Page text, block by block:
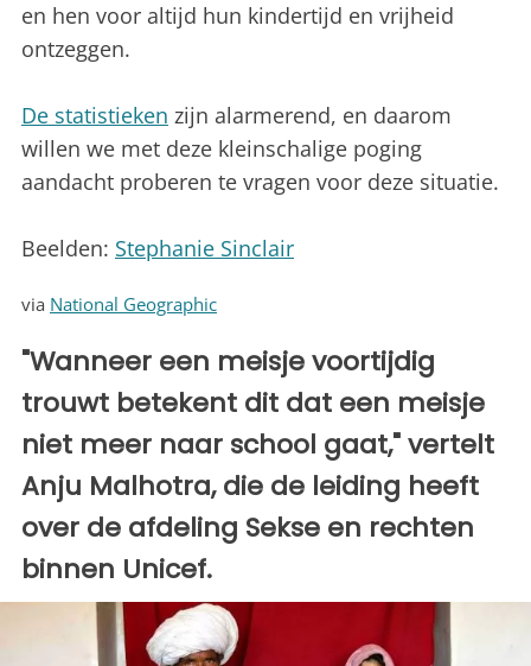
en hen voor altijd hun kindertijd en vrijheid
ontzeggen.
De statistieken zijn alarmerend, en daarom
willen we met deze kleinschalige poging
aandacht proberen te vragen voor deze situatie.
Beelden: Stephanie Sinclair
via National Geographic
"Wanneer een meisje voortijdig
trouwt betekent dit dat een meisje
niet meer naar school gaat," vertelt
Anju Malhotra, die de leiding heeft
over de afdeling Sekse en rechten
binnen Unicef.